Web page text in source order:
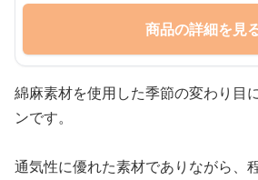
商品の詳細を見
綿麻素材を使用した季節の変わり目
ンです。
通気性に優れた素材でありながら、